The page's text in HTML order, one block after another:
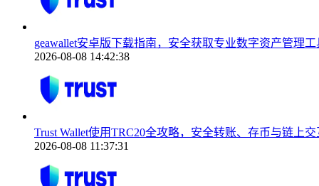
geawallet安卓版下载指南，安全获取专业数字资产管理工
2026-08-08 14:42:38
Trust Wallet使用TRC20全攻略，安全转账、存币与链上交
2026-08-08 11:37:31